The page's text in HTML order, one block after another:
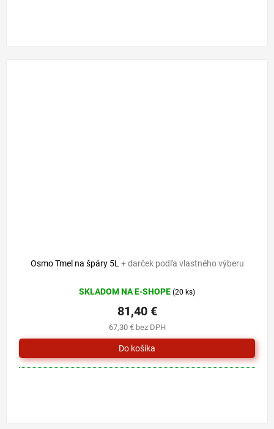
Osmo Tmel na špáry 5L+ darček podľa vlastného výberu
SKLADOM NA E-SHOPE (20 ks)
67,30 € bez DPH
81,40 €